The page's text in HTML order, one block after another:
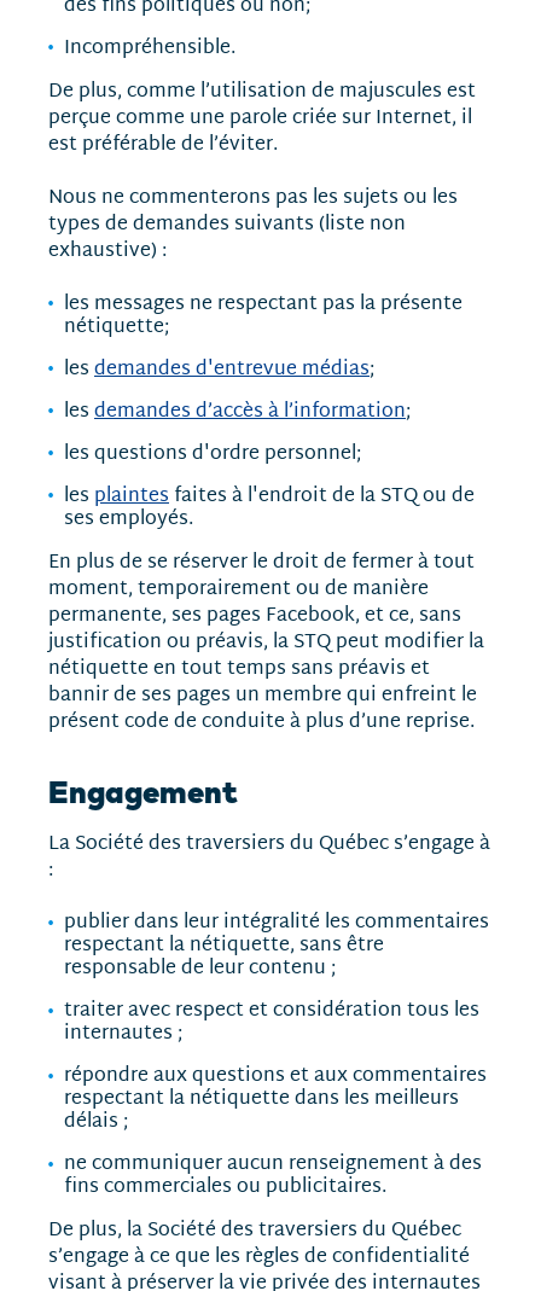
Incompréhensible.
De plus, comme l’utilisation de majuscules est
perçue comme une parole criée sur Internet, il
est préférable de l’éviter.
Nous ne commenterons pas les sujets ou les
types de demandes suivants (liste non
exhaustive) :
les messages ne respectant pas la présente
nétiquette;
les demandes d'entrevue médias;
les demandes d’accès à l’information;
les questions d'ordre personnel;
les plaintes faites à l'endroit de la STQ ou de
ses employés.
En plus de se réserver le droit de fermer à tout
moment, temporairement ou de manière
permanente, ses pages Facebook, et ce, sans
justification ou préavis, la STQ peut modifier la
nétiquette en tout temps sans préavis et
bannir de ses pages un membre qui enfreint le
présent code de conduite à plus d’une reprise.
Engagement
La Société des traversiers du Québec s’engage à
:
publier dans leur intégralité les commentaires
respectant la nétiquette, sans être
responsable de leur contenu ;
traiter avec respect et considération tous les
internautes ;
répondre aux questions et aux commentaires
respectant la nétiquette dans les meilleurs
délais ;
ne communiquer aucun renseignement à des
fins commerciales ou publicitaires.
De plus, la Société des traversiers du Québec
s’engage à ce que les règles de confidentialité
visant à préserver la vie privée des internautes